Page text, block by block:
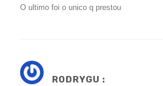
O ultimo foi o unico q prestou
RODRYGU :